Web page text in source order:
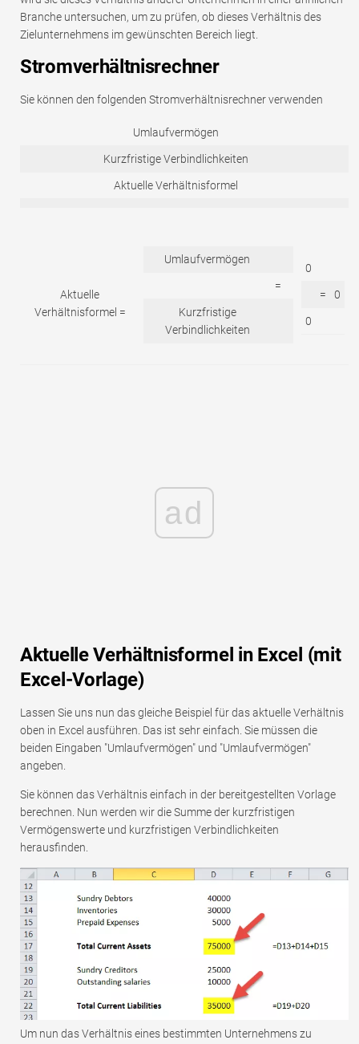
Branche untersuchen, um zu prüfen, ob dieses Verhältnis des
Zielunternehmens im gewünschten Bereich liegt.
Stromverhältnisrechner
Sie können den folgenden Stromverhältnisrechner verwenden
Umlaufvermögen
Kurzfristige Verbindlichkeiten
Aktuelle Verhältnisformel
Aktuelle
Verhältnisformel =
Umlaufvermögen
=
Kurzfristige
Verbindlichkeiten
0
= 0
0
ad
Aktuelle Verhältnisformel in Excel (mit
Excel-Vorlage)
Lassen Sie uns nun das gleiche Beispiel für das aktuelle Verhältnis
oben in Excel ausführen. Das ist sehr einfach. Sie müssen die
beiden Eingaben "Umlaufvermögen" und "Umlaufvermögen"
angeben.
Sie können das Verhältnis einfach in der bereitgestellten Vorlage
berechnen. Nun werden wir die Summe der kurzfristigen
Vermögenswerte und kurzfristigen Verbindlichkeiten
herausfinden.
Um nun das Verhältnis eines bestimmten Unternehmens zu